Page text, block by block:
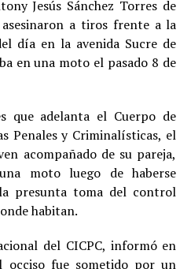
Jesús Sánchez Torres de
a tiros frente a la
día en la avenida Sucre de
en una moto el pasado 8 de
que adelanta el Cuerpo de
Penales y Criminalísticas, el
acompañado de su pareja,
moto luego de haberse
presunta toma del control
habitan.
del CICPC, informó en
occiso fue sometido por un